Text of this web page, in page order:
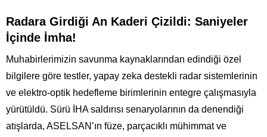
Radara Girdiği An Kaderi Çizildi: Saniyeler
İçinde İmha!
Muhabirlerimizin savunma kaynaklarından edindiği özel
bilgilere göre testler, yapay zeka destekli radar sistemlerinin
ve elektro-optik hedefleme birimlerinin entegre çalışmasıyla
yürütüldü. Sürü İHA saldırısı senaryolarının da denendiği
atışlarda, ASELSAN’ın füze, parçacıklı mühimmat ve